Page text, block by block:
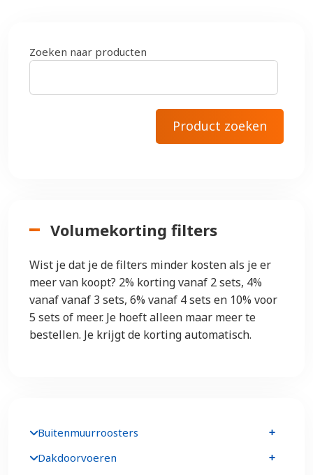
Zoeken naar producten
Volumekorting filters
Wist je dat je de filters minder kosten als je er
meer van koopt? 2% korting vanaf 2 sets, 4%
vanaf vanaf 3 sets, 6% vanaf 4 sets en 10% voor
5 sets of meer. Je hoeft alleen maar meer te
bestellen. Je krijgt de korting automatisch.
Buitenmuurroosters
Dakdoorvoeren